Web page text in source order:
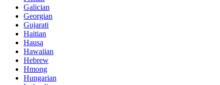
Galician
Georgian
Gujarati
Haitian
Hausa
Hawaiian
Hebrew
Hmong
Hungarian